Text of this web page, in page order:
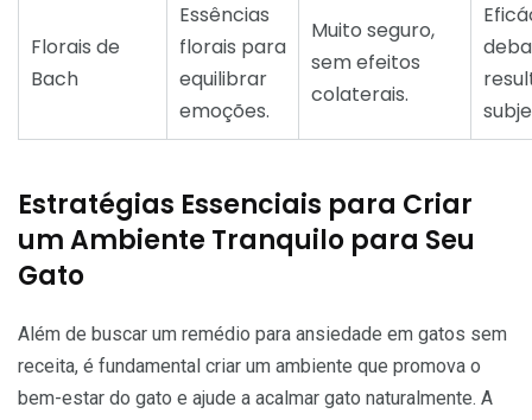
Florais de
Bach
Essências
florais para
equilibrar
emoções.
Muito seguro,
sem efeitos
colaterais.
Estratégias Essenciais para Criar
um Ambiente Tranquilo para Seu
Gato
Além de buscar um remédio para ansiedade em gatos sem
receita, é fundamental criar um ambiente que promova o
bem-estar do gato e ajude a acalmar gato naturalmente. A